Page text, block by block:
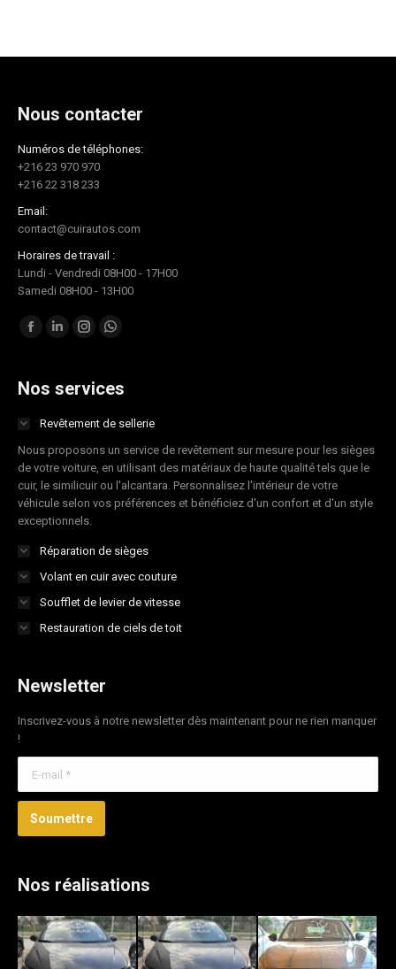
Nous contacter
Numéros de téléphones:
+216 23 970 970
+216 22 318 233
Email:
contact@cuirautos.com
Horaires de travail :
Lundi - Vendredi 08H00 - 17H00
Samedi 08H00 - 13H00
Trouvez nous sur :
Facebook
opens
new
window
LinkedIn
opens
new
window
Instagram
opens
new
window
Whatsapp
opens
new
window
Nos services
Revêtement de sellerie
Nous proposons un service de revêtement sur mesure pour les sièges
de votre voiture, en utilisant des matériaux de haute qualité tels que le
cuir, le similicuir ou l'alcantara. Personnalisez l'intérieur de votre
véhicule selon vos préférences et bénéficiez d'un confort et d'un style
exceptionnels.
Réparation de sièges
Volant en cuir avec couture
Soufflet de levier de vitesse
Restauration de ciels de toit
Newsletter
Inscrivez-vous à notre newsletter dès maintenant pour ne rien manquer
!
Soumettre
Nos réalisations